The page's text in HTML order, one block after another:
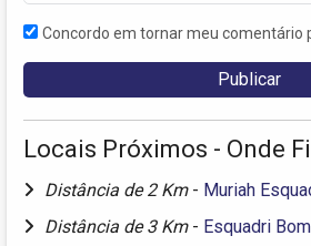
Concordo em tornar meu comentário
Locais Próximos - Onde
Distância de 2 Km - Muriah
Distância de 3 Km - Esquadri Bom